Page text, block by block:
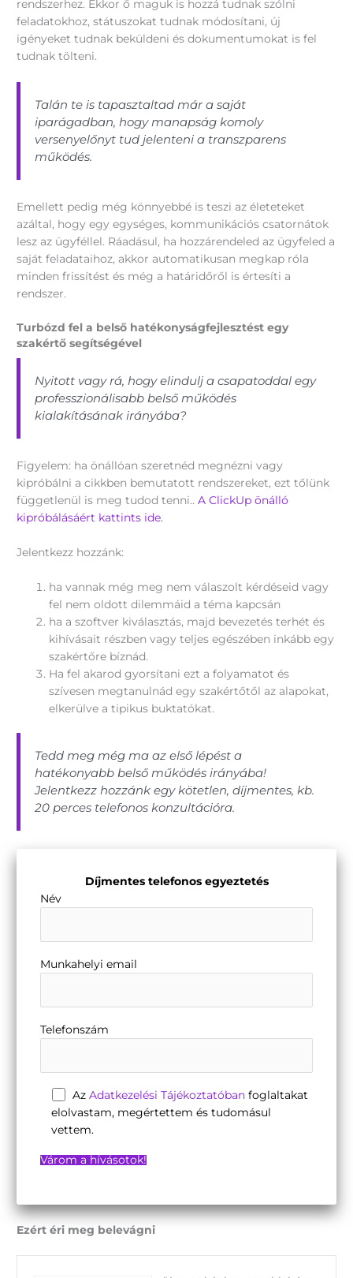
rendszerhez. Ekkor ő maguk is hozzá tudnak szólni
feladatokhoz, státuszokat tudnak módosítani, új
igényeket tudnak beküldeni és dokumentumokat is fel
tudnak tölteni.
Talán te is tapasztaltad már a saját
iparágadban, hogy manapság komoly
versenyelőnyt tud jelenteni a transzparens
működés.
Emellett pedig még könnyebbé is teszi az életeteket
azáltal, hogy egy egységes, kommunikációs csatornátok
lesz az ügyféllel. Ráadásul, ha hozzárendeled az ügyfeled a
saját feladataihoz, akkor automatikusan megkap róla
minden frissítést és még a határidőről is értesíti a
rendszer.
Turbózd fel a belső hatékonyságfejlesztést egy
szakértő segítségével
Nyitott vagy rá, hogy elindulj a csapatoddal egy
professzionálisabb belső működés
kialakításának irányába?
Figyelem: ha önállóan szeretnéd megnézni vagy
kipróbálni a cikkben bemutatott rendszereket, ezt tőlünk
függetlenül is meg tudod tenni..A ClickUp önálló
kipróbálásáért kattints ide.
Jelentkezz hozzánk:
ha vannak még meg nem válaszolt kérdéseid vagy
fel nem oldott dilemmáid a téma kapcsán
ha a szoftver kiválasztás, majd bevezetés terhét és
kihívásait részben vagy teljes egészében inkább egy
szakértőre bíznád.
Ha fel akarod gyorsítani ezt a folyamatot és
szívesen megtanulnád egy szakértőtől az alapokat,
elkerülve a tipikus buktatókat.
Tedd meg még ma az első lépést a
hatékonyabb belső működés irányába!
Jelentkezz hozzánk egy kötetlen, díjmentes, kb.
20 perces telefonos konzultációra.
Díjmentes telefonos egyeztetés
Név
Munkahelyi email
Telefonszám
Az Adatkezelési Tájékoztatóbanfoglaltakat
elolvastam, megértettem és tudomásul
vettem.
Ezért éri meg belevágni